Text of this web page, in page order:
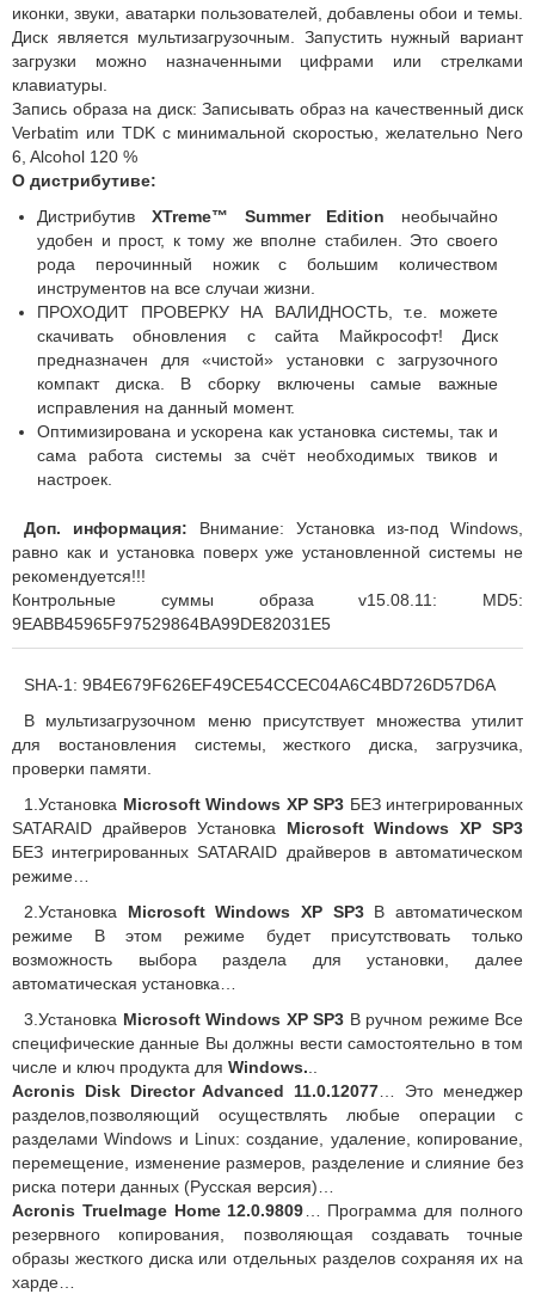
иконки, звуки, аватарки пользователей, добавлены обои и темы.
Диск является мультизагрузочным. Запустить нужный вариант
загрузки можно назначенными цифрами или стрелками
клавиатуры.
Запись образа на диск: Записывать образ на качественный диск
Verbatim или TDK с минимальной скоростью, желательно Nero
6, Alcohol 120 %
О дистрибутиве:
Дистрибутив XTreme™ Summer Edition необычайно
удобен и прост, к тому же вполне стабилен. Это своего
рода перочинный ножик с большим количеством
инструментов на все случаи жизни.
ПРОХОДИТ ПРОВЕРКУ НА ВАЛИДНОСТЬ, т.е. можете
скачивать обновления с сайта Майкрософт! Диск
предназначен для «чистой» установки с загрузочного
компакт диска. В сборку включены самые важные
исправления на данный момент.
Оптимизирована и ускорена как установка системы, так и
сама работа системы за счёт необходимых твиков и
настроек.
Доп. информация: Внимание: Установка из-под Windows,
равно как и установка поверх уже установленной системы не
рекомендуется!!!
Контрольные суммы образа v15.08.11: MD5:
9EABB45965F97529864BA99DE82031E5
SHA-1: 9B4E679F626EF49CE54CCEC04A6C4BD726D57D6A
В мультизагрузочном меню присутствует множества утилит
для востановления системы, жесткого диска, загрузчика,
проверки памяти.
1.Установка Microsoft Windows XP SP3 БЕЗ интегрированных
SATARAID драйверов Установка Microsoft Windows XP SP3
БЕЗ интегрированных SATARAID драйверов в автоматическом
режиме…
2.Установка Microsoft Windows XP SP3В автоматическом
режиме В этом режиме будет присутствовать только
возможность выбора раздела для установки, далее
автоматическая установка…
3.Установка Microsoft Windows XP SP3 В ручном режиме Все
специфические данные Вы должны вести самостоятельно в том
числе и ключ продукта для Windows...
Acronis Disk Director Advanced 11.0.12077… Это менеджер
разделов,позволяющий осуществлять любые операции с
разделами Windows и Linux: создание, удаление, копирование,
перемещение, изменение размеров, разделение и слияние без
риска потери данных (Русская версия)…
Acronis TrueImage Home 12.0.9809… Программа для полного
резервного копирования, позволяющая создавать точные
образы жесткого диска или отдельных разделов сохраняя их на
харде…